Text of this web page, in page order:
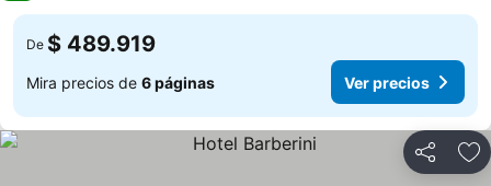
De $ 489.919
Mira precios de 6 páginas Ver precios
Compartir